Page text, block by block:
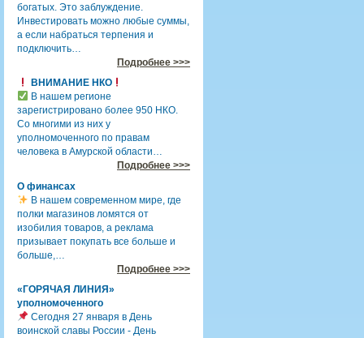
богатых. Это заблуждение.
Инвестировать можно любые суммы,
а если набраться терпения и
подключить…
Подробнее >>>
ВНИМАНИЕ НКО
В нашем регионе
зарегистрировано более 950 НКО.
Со многими из них у
уполномоченного по правам
человека в Амурской области…
Подробнее >>>
О финансах
В нашем современном мире, где
полки магазинов ломятся от
изобилия товаров, а реклама
призывает покупать все больше и
больше,…
Подробнее >>>
«ГОРЯЧАЯ ЛИНИЯ»
уполномоченного
Сегодня 27 января в День
воинской славы России - День